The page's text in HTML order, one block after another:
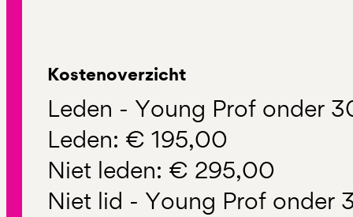
Kostenoverzicht
Leden - Young Prof onder
Leden: € 195,00
Niet leden: € 295,00
Niet lid - Young Prof onder